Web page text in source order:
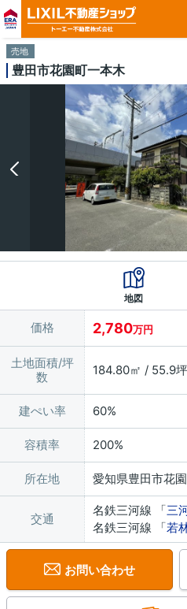
売地
豊田市花園町一本木
地図
価格 2,780万円
土地面積/坪
数
184.80㎡ / 55.9坪
建ぺい率 60%
容積率 200%
所在地 愛知県豊田市花
交通
名鉄三河線 「三
名鉄三河線 「若
お問い合わせ